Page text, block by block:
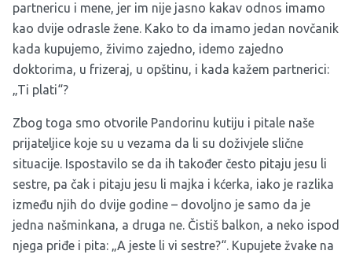
partnericu i mene, jer im nije jasno kakav odnos imamo
kao dvije odrasle žene. Kako to da imamo jedan novčanik
kada kupujemo, živimo zajedno, idemo zajedno
doktorima, u frizeraj, u opštinu, i kada kažem partnerici:
„Ti plati“?
Zbog toga smo otvorile Pandorinu kutiju i pitale naše
prijateljice koje su u vezama da li su doživjele slične
situacije. Ispostavilo se da ih također često pitaju jesu li
sestre, pa čak i pitaju jesu li majka i kćerka, iako je razlika
između njih do dvije godine – dovoljno je samo da je
jedna našminkana, a druga ne. Čistiš balkon, a neko ispod
njega priđe i pita: „A jeste li vi sestre?“. Kupujete žvake na